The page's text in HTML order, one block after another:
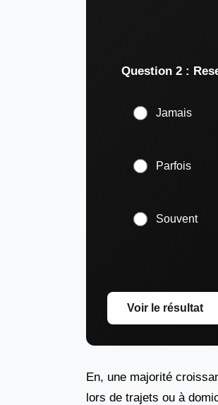
Question 2 :
Jamais
Parfois
Souvent
Voir le résultat
En, une majorité
lors de trajets ou à